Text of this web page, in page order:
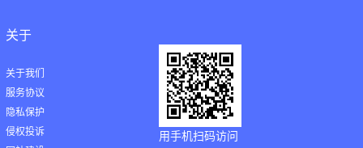
关于
关于我们
服务协议
隐私保护
侵权投诉
用手机扫码访问